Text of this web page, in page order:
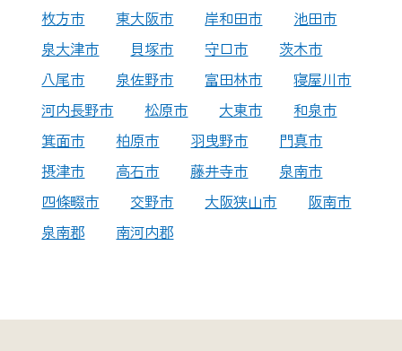
枚方市
東大阪市 岸和田市
池田市
泉大津市
貝塚市 守口市
茨木市
八尾市
泉佐野市 富田林市
寝屋川市
河内長野市
松原市 大東市
和泉市
箕面市
柏原市 羽曳野市
門真市
摂津市
高石市 藤井寺市
泉南市
四條畷市
交野市 大阪狭山市
阪南市
泉南郡
南河内郡